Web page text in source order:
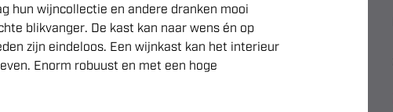
hun wijncollectie en andere dranken mooi
blikvanger. De kast kan naar wens én op
zijn eindeloos. Een wijnkast kan het interieur
Enorm robuust en met een hoge